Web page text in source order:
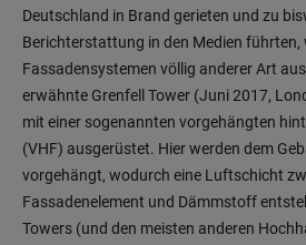
Deutschland in Brand gerieten und zu
Berichterstattung in den Medien führten,
Fassadensystemen völlig anderer Art
erwähnte Grenfell Tower (Juni 2017,
mit einer sogenannten vorgehängten
(VHF) ausgerüstet. Hier werden dem
vorgehängt, wodurch eine Luftschicht
Fassadenelement und Dämmstoff
Towers (und den meisten anderen